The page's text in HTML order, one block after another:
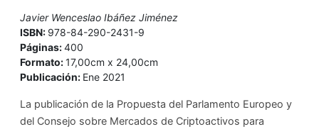
Javier Wenceslao Ibáñez Jiménez
ISBN: 978-84-290-2431-9
Páginas:400
Formato:17,00cm x 24,00cm
Publicación: Ene 2021
La publicación de la Propuesta del Parlamento Europeo y
del Consejo sobre Mercados de Criptoactivos para